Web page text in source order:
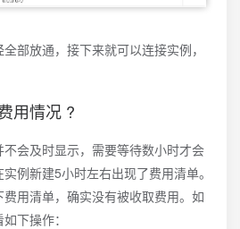
部放通，接下来就可以连接实例，
用情况 ?
会及时显示，需要等待数小时才会
例新建5小时左右出现了费用清单。
用清单，确实没有被收取费用。如
下操作：